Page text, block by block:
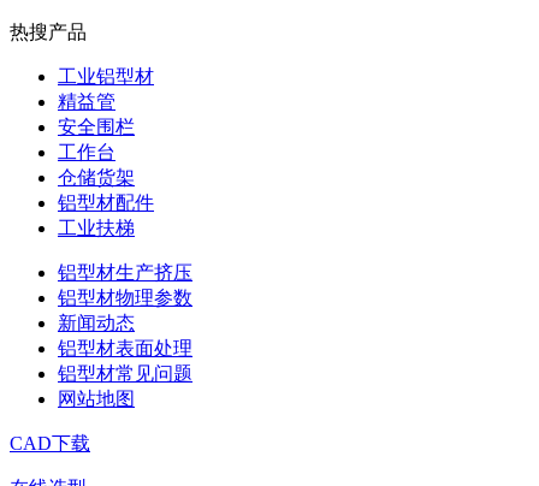
热搜产品
工业铝型材
精益管
安全围栏
工作台
仓储货架
铝型材配件
工业扶梯
铝型材生产挤压
铝型材物理参数
新闻动态
铝型材表面处理
铝型材常见问题
网站地图
CAD下载